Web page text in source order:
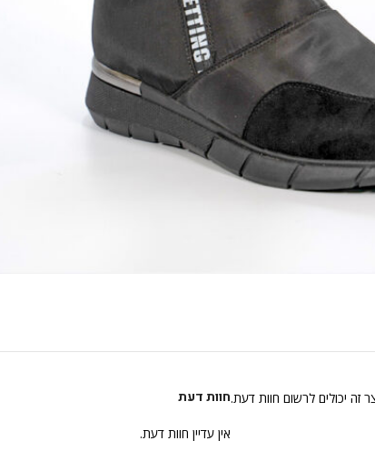
חוות דעת
אין עדיין חוות דעת.
יכולים לרשום חוות דעת.